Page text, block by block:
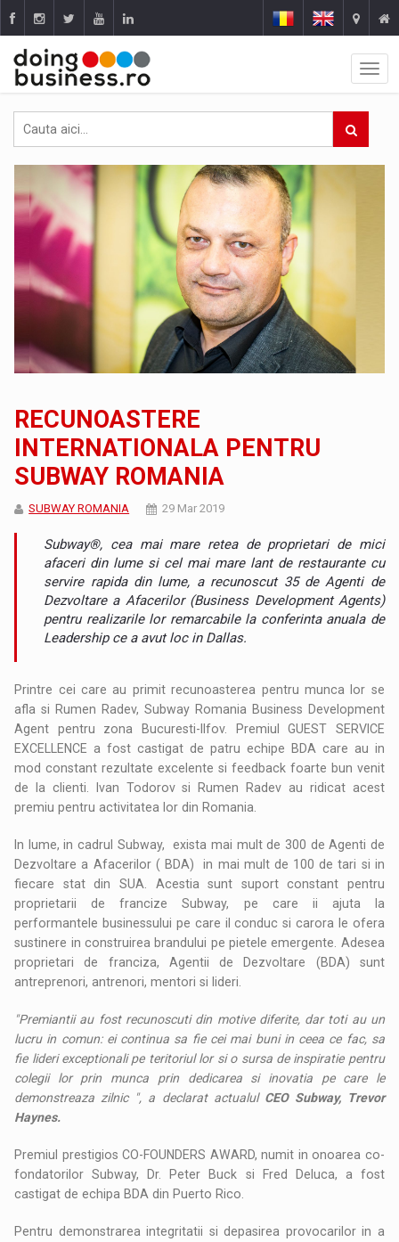
RECUNOASTERE
INTERNATIONALA PENTRU
SUBWAY ROMANIA
SUBWAY ROMANIA 29 Mar 2019
Subway®, cea mai mare retea de proprietari de mici
afaceri din lume si cel mai mare lant de restaurante cu
servire rapida din lume, a recunoscut 35 de Agenti de
Dezvoltare a Afacerilor (Business Development Agents)
pentru realizarile lor remarcabile la conferinta anuala de
Leadership ce a avut loc in Dallas.
Printre cei care au primit recunoasterea pentru munca lor se
afla si Rumen Radev, Subway Romania Business Development
Agent pentru zona Bucuresti-Ilfov. Premiul GUEST SERVICE
EXCELLENCE a fost castigat de patru echipe BDA care au in
mod constant rezultate excelente si feedback foarte bun venit
de la clienti. Ivan Todorov si Rumen Radev au ridicat acest
premiu pentru activitatea lor din Romania.
In lume, in cadrul Subway,
exista mai mult de 300 de Agenti de
Dezvoltare a Afacerilor ( BDA) in mai mult de 100 de tari si in
fiecare stat din SUA. Acestia sunt suport constant pentru
proprietarii de francize Subway, pe care ii ajuta la
performantele businessului pe care il conduc si carora le ofera
sustinere in construirea brandului pe pietele emergente. Adesea
proprietari de franciza, Agentii de Dezvoltare (BDA) sunt
antreprenori, antrenori, mentori si lideri.
"Premiantii au fost recunoscuti din motive diferite, dar toti au un
lucru in comun: ei continua sa fie cei mai buni in ceea ce fac, sa
fie lideri exceptionali pe teritoriul lor si o sursa de inspiratie pentru
colegii lor prin munca prin dedicarea si inovatia pe care le
demonstreaza zilnic ", a declarat actualul CEO Subway, Trevor
Haynes.
Premiul prestigios CO-FOUNDERS AWARD, numit in onoarea co-
fondatorilor Subway, Dr. Peter Buck si Fred Deluca, a fost
castigat de echipa BDA din Puerto Rico.
Pentru demonstrarea integritatii si depasirea provocarilor in a